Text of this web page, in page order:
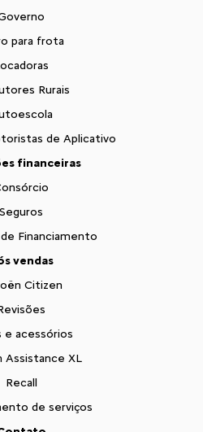
para frota
Rurais
de Aplicativo
financeiras
Seguros
Financiamento
vendas
Citizen
e acessórios
Assistance XL
Recall
de serviços